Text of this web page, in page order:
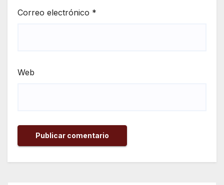
Correo electrónico *
Web